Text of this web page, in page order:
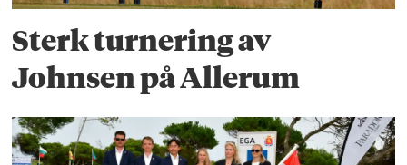
Sterk turnering av
Johnsen på Allerum